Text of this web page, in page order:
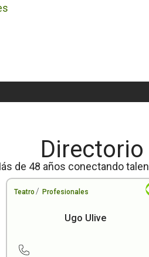
Directorio
de 48 años conectando
Teatro / Profesionales
Ugo Ulive